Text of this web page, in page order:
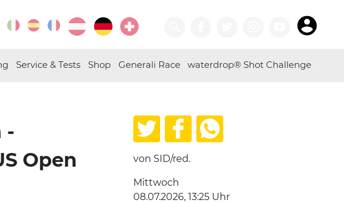
Service & Tests Shop Generali Race waterdrop® Shot Challenge
-
Open
von SID/red.
Mittwoch
08.07.2026, 13:25 Uhr